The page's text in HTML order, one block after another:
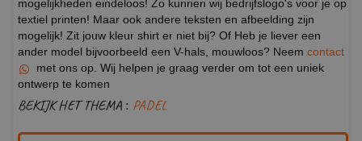
mogelijkheden eindeloos! Zo kunnen wij bedrijfslogo's voor je op
textiel printen! Maar ook andere teksten en afbeelding zijn
mogelijk! Zit jouw kleur shirt er niet bij? Of Heb je liever een
ander model bijvoorbeeld een V-hals, mouwloos? Neem contact
met ons op. Wij helpen je graag verder om tot een uniek
ontwerp te komen
BEKIJK HET THEMA : PADEL